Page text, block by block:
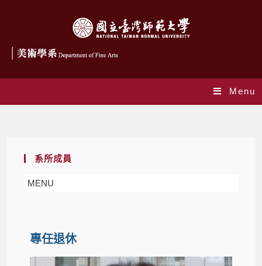
Menu
系所成員
MENU
專任退休